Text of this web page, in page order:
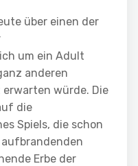
über einen der
um ein Adult
anderen
würde. Die
die
Spiels, die schon
Erbe der